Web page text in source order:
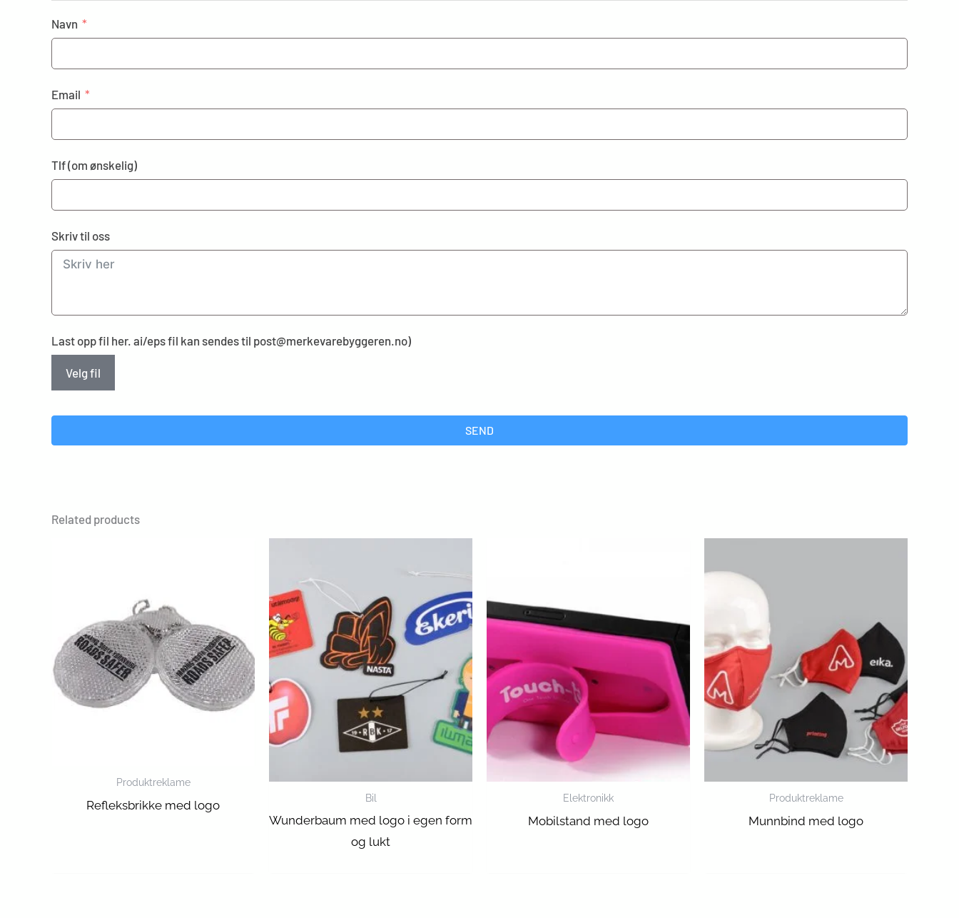
Navn
Email
Tlf (om ønskelig)
Skriv til oss
Last opp fil her. ai/eps fil kan sendes til post@merkevarebyggeren.no)
Velg fil
SEND
Related products
Produktreklame
Refleksbrikke med logo
Bil
Wunderbaum med logo i egen form
og lukt
Elektronikk
Mobilstand med logo
Produktreklame
Munnbind med logo